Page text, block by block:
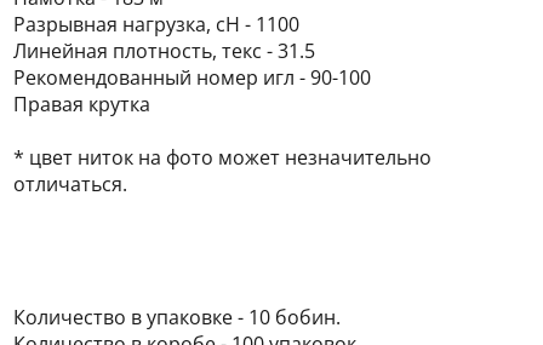
Разрывная нагрузка, сН - 1100
Линейная плотность, текс - 31.5
Рекомендованный номер игл - 90-100
Правая крутка
* цвет ниток на фото может незначительно
отличаться.
Количество в упаковке - 10 бобин.